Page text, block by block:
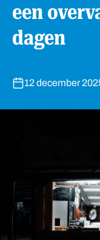
een
dagen
12 december